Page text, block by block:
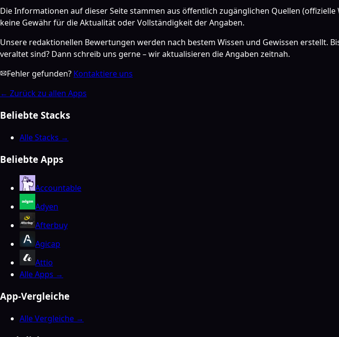
Die Informationen auf dieser Seite stammen aus öffentlich zugänglichen Quellen
keine Gewähr für die Aktualität oder Vollständigkeit der Angaben.
Unsere redaktionellen Bewertungen werden nach bestem Wissen und Gewissen
veraltet sind? Dann schreib uns gerne – wir aktualisieren die Angaben zeitnah.
Fehler gefunden? Kontaktiere uns
← Zurück zu allen Apps
Beliebte Stacks
Alle Stacks →
Beliebte Apps
Accountable
Adyen
Afterbuy
Agicap
Attio
Alle Apps →
App-Vergleiche
Alle Vergleiche →